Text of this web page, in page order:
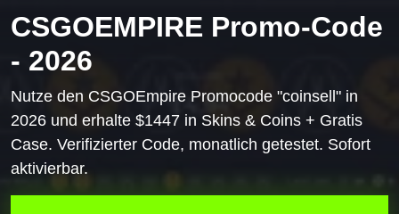
CSGOEMPIRE Promo-Code
- 2026
Nutze den CSGOEmpire Promocode "coinsell" in
2026 und erhalte $1447 in Skins & Coins + Gratis
Case. Verifizierter Code, monatlich getestet. Sofort
aktivierbar.